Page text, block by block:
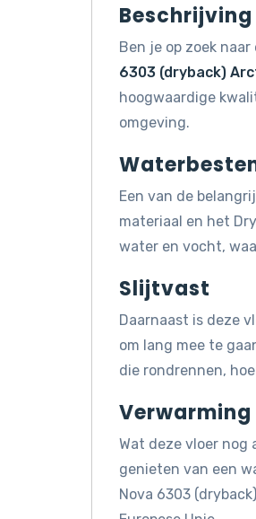
Beschrijving
Ben je op zoek
6303 (dryback)
hoogwaardige
omgeving.
Een van de
materiaal en het
water en vocht,
Slijtvast
Daarnaast is deze
om lang mee te
die rondrennen,
Verwarming
Wat deze vloer
genieten van een
Nova 6303